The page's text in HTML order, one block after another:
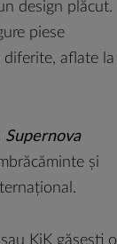
design plăcut.
piese
aflate la
Supernova
și
KiK găsești o